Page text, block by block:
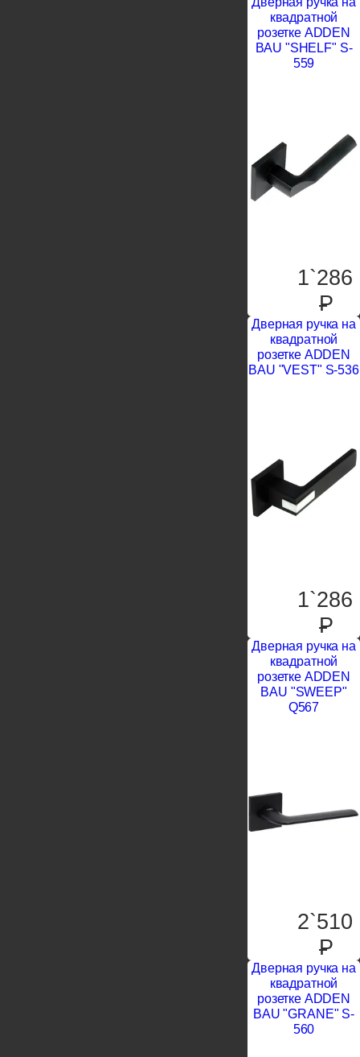
квадратной
розетке ADDEN
BAU "SHELF" S-
559
1`286
P
Дверная ручка на
квадратной
розетке ADDEN
BAU "VEST" S-536
1`286
P
Дверная ручка на
квадратной
розетке ADDEN
BAU "SWEEP"
Q567
2`510
P
Дверная ручка на
квадратной
розетке ADDEN
BAU "GRANE" S-
560